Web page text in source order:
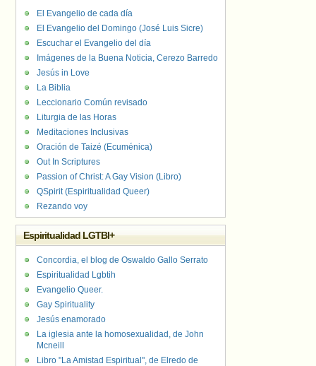
El Evangelio de cada día
El Evangelio del Domingo (José Luis Sicre)
Escuchar el Evangelio del día
Imágenes de la Buena Noticia, Cerezo Barredo
Jesús in Love
La Biblia
Leccionario Común revisado
Liturgia de las Horas
Meditaciones Inclusivas
Oración de Taizé (Ecuménica)
Out In Scriptures
Passion of Christ: A Gay Vision (Libro)
QSpirit (Espiritualidad Queer)
Rezando voy
Espiritualidad LGTBI+
Concordia, el blog de Oswaldo Gallo Serrato
Espiritualidad Lgbtih
Evangelio Queer.
Gay Spirituality
Jesús enamorado
La iglesia ante la homosexualidad, de John
Mcneill
Libro "La Amistad Espiritual", de Elredo de